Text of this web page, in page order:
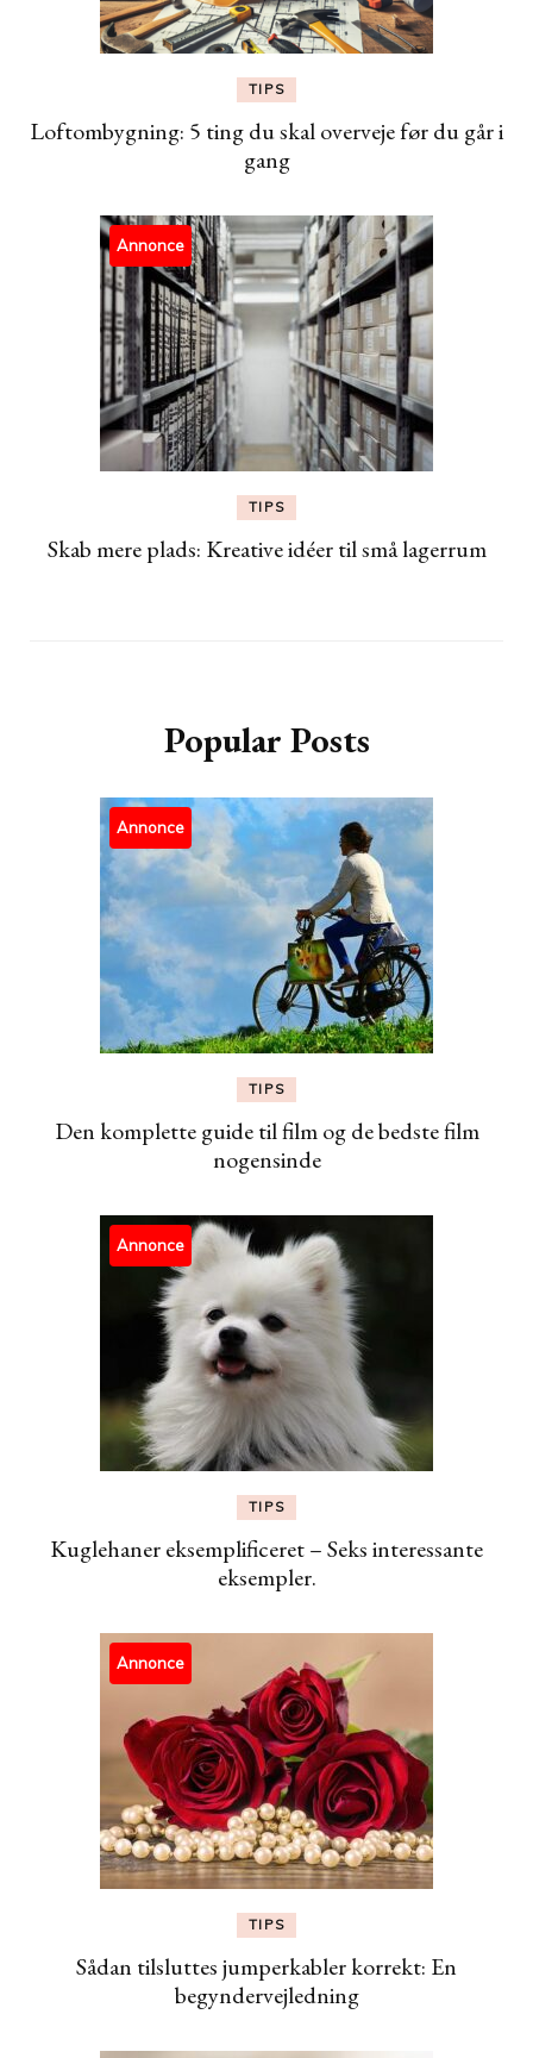
TIPS
Loftombygning: 5 ting du skal overveje før du går i
gang
Annonce
TIPS
Skab mere plads: Kreative idéer til små lagerrum
Popular Posts
Annonce
TIPS
Den komplette guide til film og de bedste film
nogensinde
Annonce
TIPS
Kuglehaner eksemplificeret – Seks interessante
eksempler.
Annonce
TIPS
Sådan tilsluttes jumperkabler korrekt: En
begyndervejledning